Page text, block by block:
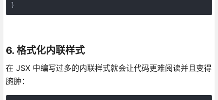
}
6. 格式化内联样式
在 JSX 中编写过多的内联样式就会让代码更难阅读并且变得
臃肿：